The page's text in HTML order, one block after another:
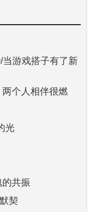
当游戏搭子有了新
个人相伴很燃
光
共振
契